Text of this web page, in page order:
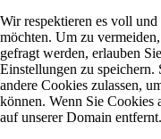
Wir respektieren es voll
möchten. Um zu
gefragt werden, erlauben
Einstellungen zu speichern.
andere Cookies zulassen,
können. Wenn Sie Cookies
auf unserer Domain entfernt.